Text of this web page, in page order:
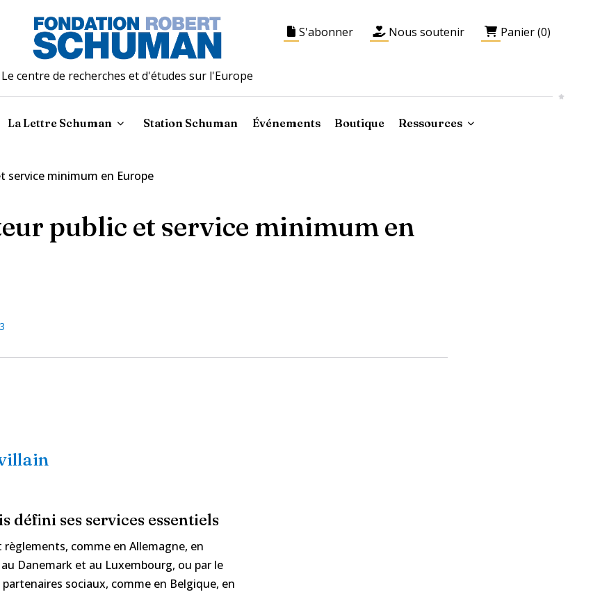
Le centre de recherches et d'études sur l'Europe
S'abonner Nous soutenir Panier (0)
La Lettre Schuman Station Schuman Événements Boutique Ressources
service minimum en Europe
public et service minimum en
défini ses services essentiels
comme en Allemagne, en
Danemark et au Luxembourg, ou par le
sociaux, comme en Belgique, en